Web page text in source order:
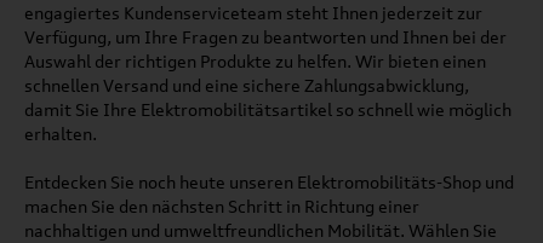
engagiertes Kundenserviceteam steht Ihnen jederzeit zur
Verfügung, um Ihre Fragen zu beantworten und Ihnen bei der
Auswahl der richtigen Produkte zu helfen. Wir bieten einen
schnellen Versand und eine sichere Zahlungsabwicklung,
damit Sie Ihre Elektromobilitätsartikel so schnell wie möglich
erhalten.
Entdecken Sie noch heute unseren Elektromobilitäts-Shop und
machen Sie den nächsten Schritt in Richtung einer
nachhaltigen und umweltfreundlichen Mobilität. Wählen Sie